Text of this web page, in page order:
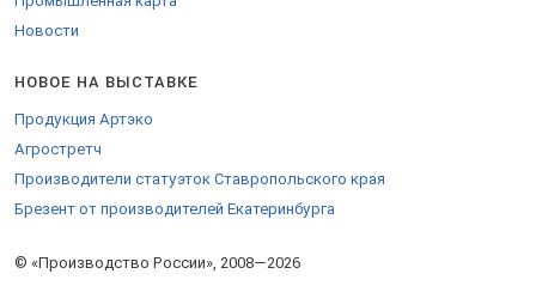
© «Производство России», 2008—2026
Новости
НОВОЕ НА ВЫСТАВКЕ
Продукция Артэко
Агростретч
Производители статуэток Ставропольского края
Брезент от производителей Екатеринбурга